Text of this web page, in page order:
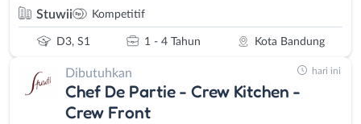
Stuwii Kompetitif
D3, S1 1 - 4 Tahun Kota Bandung
Dibutuhkan
Chef De Partie - Crew Kitchen -
Crew Front
hari ini